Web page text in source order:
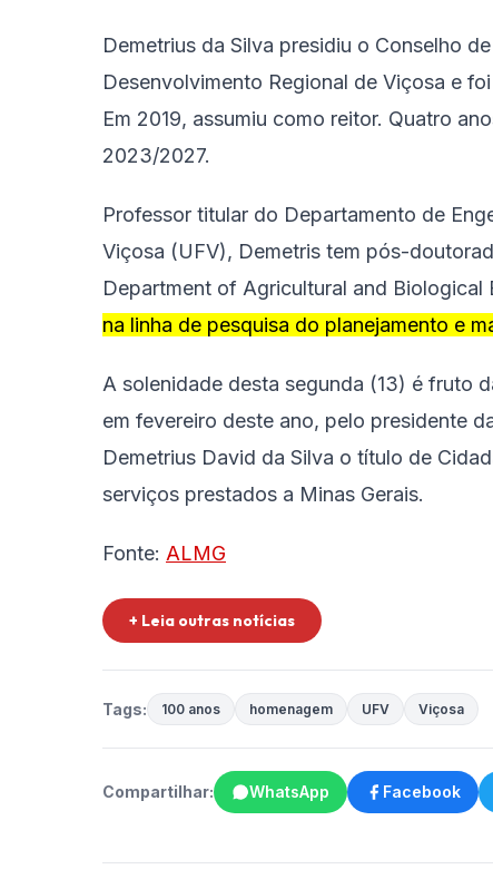
Demetrius da Silva presidiu o Conselho
Desenvolvimento Regional de Viçosa e
Em 2019, assumiu como reitor. Quatro
2023/2027.
Professor titular do Departamento de
Viçosa (UFV), Demetris tem pós-
Department of Agricultural and
na linha de pesquisa do planejamento e
A solenidade desta segunda (13) é fruto
em fevereiro deste ano, pelo presidente
Demetrius David da Silva o título de
serviços prestados a Minas Gerais.
Fonte: ALMG
+ Leia outras notícias
Tags: 100 anos homenagem UFV Viçosa
Compartilhar: WhatsApp Facebook